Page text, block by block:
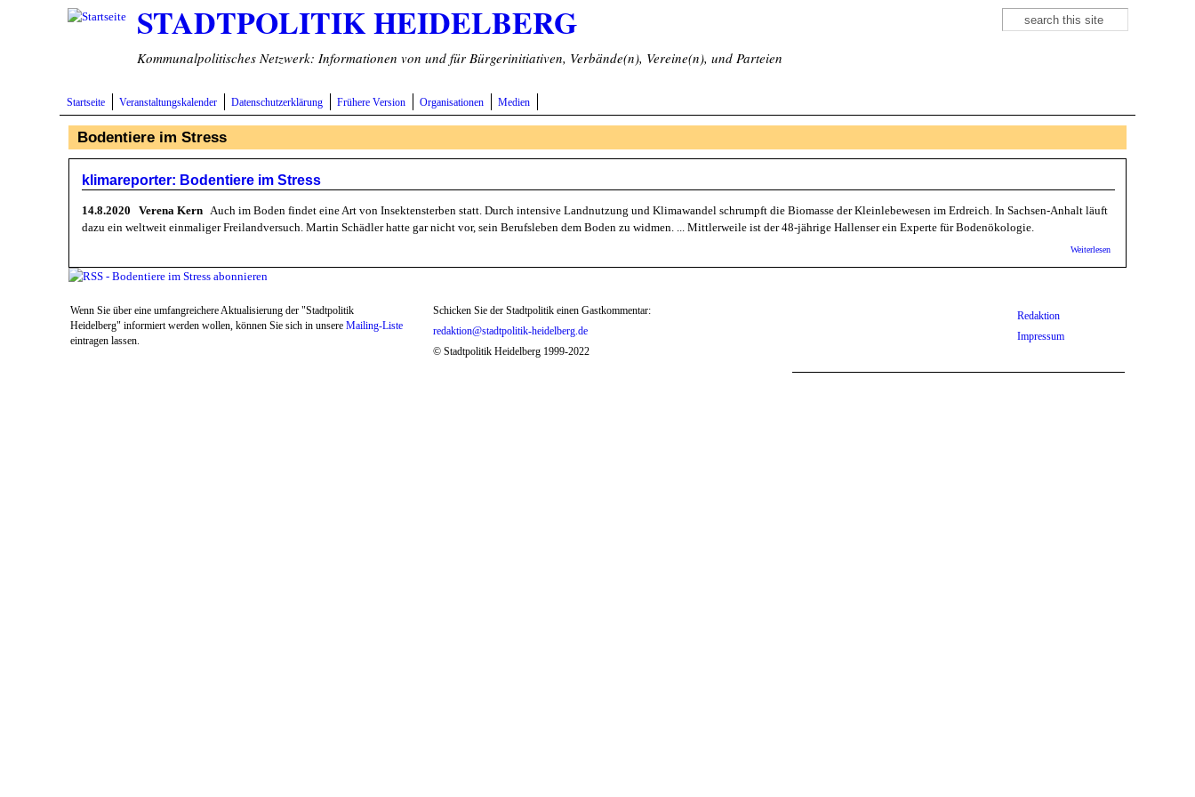
Direkt zum Inhalt STADTPOLITIK HEIDELBERG
Kommunalpolitisches Netzwerk: Informationen von und für Bürgerinitiativen, Verbände(n), Vereine(n), und Parteien
Suchformular
Suche
Startseite Veranstaltungskalender Datenschutzerklärung Frühere Version Organisationen Medien
Bodentiere im Stress
klimareporter: Bodentiere im Stress
14.8.2020 Verena Kern Auch im Boden findet eine Art von Insektensterben statt. Durch intensive Landnutzung und Klimawandel schrumpft die Biomasse der Kleinlebewesen im Erdreich. In Sachsen-Anhalt läuft
dazu ein weltweit einmaliger Freilandversuch. Martin Schädler hatte gar nicht vor, sein Berufsleben dem Boden zu widmen. ... Mittlerweile ist der 48-jährige Hallenser ein Experte für Bodenökologie.
Weiterlesen
Wenn Sie über eine umfangreichere Aktualisierung der "Stadtpolitik
Heidelberg" informiert werden wollen, können Sie sich in unsereMailing-Liste
eintragen lassen.
Schicken Sie der Stadtpolitik einen Gastkommentar:
redaktion@stadtpolitik-heidelberg.de
© Stadtpolitik Heidelberg 1999-2022
Redaktion
Impressum